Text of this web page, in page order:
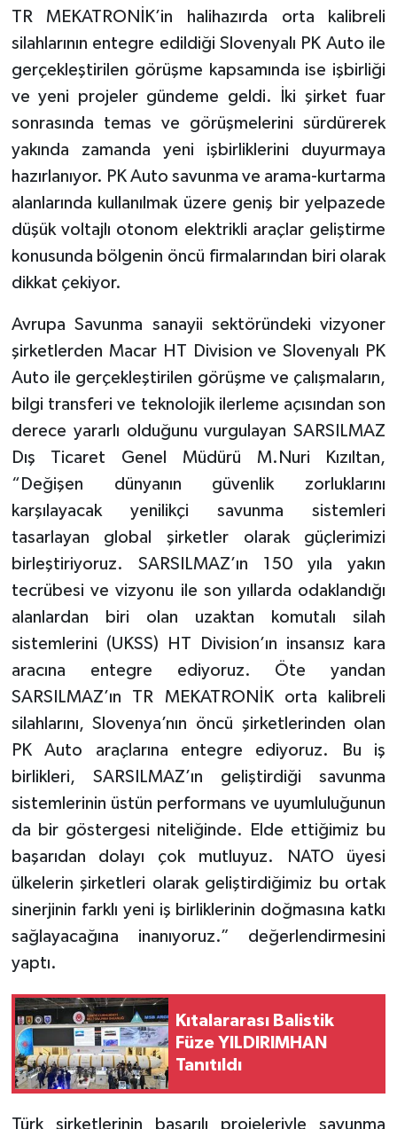
TR MEKATRONİK’in halihazırda orta kalibreli
silahlarının entegre edildiği Slovenyalı PK Auto ile
gerçekleştirilen görüşme kapsamında ise işbirliği
ve yeni projeler gündeme geldi. İki şirket fuar
sonrasında temas ve görüşmelerini sürdürerek
yakında zamanda yeni işbirliklerini duyurmaya
hazırlanıyor. PK Auto savunma ve arama-kurtarma
alanlarında kullanılmak üzere geniş bir yelpazede
düşük voltajlı otonom elektrikli araçlar geliştirme
konusunda bölgenin öncü firmalarından biri olarak
dikkat çekiyor.
Avrupa Savunma sanayii sektöründeki vizyoner
şirketlerden Macar HT Division ve Slovenyalı PK
Auto ile gerçekleştirilen görüşme ve çalışmaların,
bilgi transferi ve teknolojik ilerleme açısından son
derece yararlı olduğunu vurgulayan SARSILMAZ
Dış Ticaret Genel Müdürü M.Nuri Kızıltan,
“Değişen dünyanın güvenlik zorluklarını
karşılayacak yenilikçi savunma sistemleri
tasarlayan global şirketler olarak güçlerimizi
birleştiriyoruz. SARSILMAZ’ın 150 yıla yakın
tecrübesi ve vizyonu ile son yıllarda odaklandığı
alanlardan biri olan uzaktan komutalı silah
sistemlerini (UKSS) HT Division’ın insansız kara
aracına entegre ediyoruz. Öte yandan
SARSILMAZ’ın TR MEKATRONİK orta kalibreli
silahlarını, Slovenya’nın öncü şirketlerinden olan
PK Auto araçlarına entegre ediyoruz. Bu iş
birlikleri, SARSILMAZ’ın geliştirdiği savunma
sistemlerinin üstün performans ve uyumluluğunun
da bir göstergesi niteliğinde. Elde ettiğimiz bu
başarıdan dolayı çok mutluyuz. NATO üyesi
ülkelerin şirketleri olarak geliştirdiğimiz bu ortak
sinerjinin farklı yeni iş birliklerinin doğmasına katkı
sağlayacağına inanıyoruz.” değerlendirmesini
yaptı.
Kıtalararası Balistik
Füze YILDIRIMHAN
Tanıtıldı
Türk şirketlerinin başarılı projeleriyle savunma